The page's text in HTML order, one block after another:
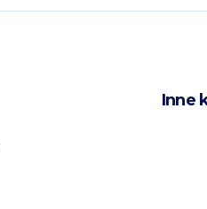
Inne